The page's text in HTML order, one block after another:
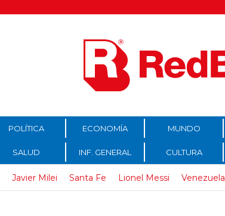
POLÍTICA ECONOMÍA MUNDO
SALUD INF. GENERAL CULTURA
Javier Milei Santa Fe Lionel Messi Venezuela